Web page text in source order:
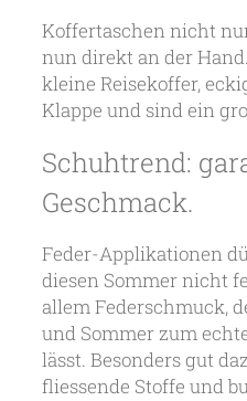
Koffertaschen nicht
nun direkt an der
kleine Reisekoffer,
Klappe und sind ein
Schuhtrend:
Geschmack.
Feder-Applikationen
diesen Sommer nicht
allem Federschmuck,
und Sommer zum
lässt. Besonders gut
fliessende Stoffe und